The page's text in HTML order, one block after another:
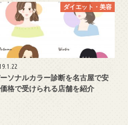
ダイエット・美容
ソナルカラー診断を名古屋で安
格で受けられる店舗を紹介